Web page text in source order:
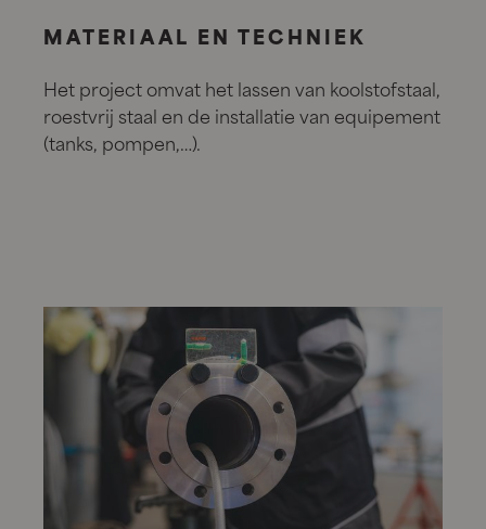
MATERIAAL EN TECHNIEK
Het project omvat het lassen van koolstofstaal,
roestvrij staal en de installatie van equipement
(tanks, pompen,…).